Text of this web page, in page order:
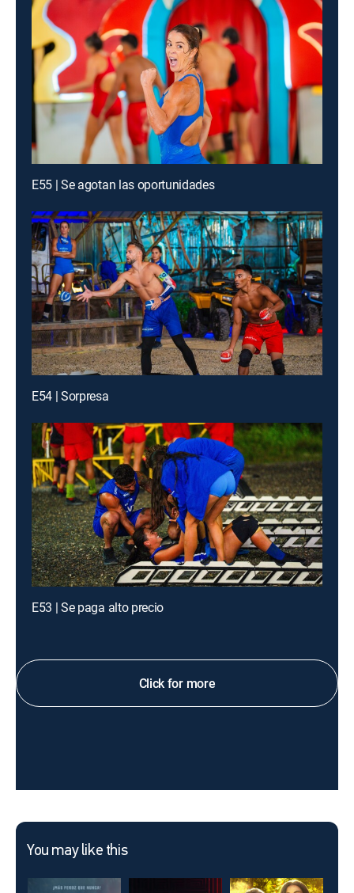
E55 | Se agotan las oportunidades
E54 | Sorpresa
E53 | Se paga alto precio
Click for more
You may like this